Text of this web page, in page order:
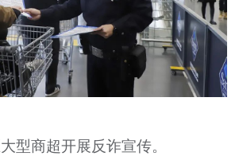
型商超开展反诈宣传。